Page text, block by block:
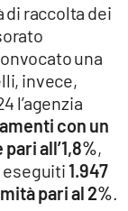
di raccolta dei
una
invece,
l’agenzia
con un
all’1,8%,
eseguiti 1.947
pari al 2%